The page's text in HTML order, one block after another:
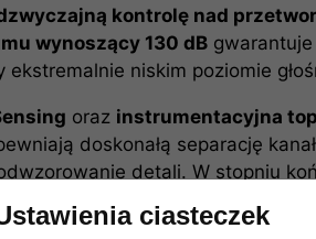
kontrolę nad
wynoszący 130 dB gwarantuje
niskim poziomie
oraz instrumentacyjna
doskonałą separację
detali. W stopniu
push-pull
głośnikowych o niskiej
ciasteczek